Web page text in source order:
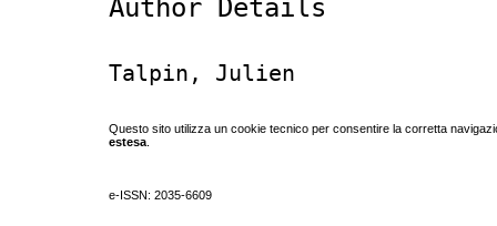
Author Details
Talpin, Julien
Questo sito utilizza un cookie tecnico per consentire la corretta
estesa
e-ISSN: 2035-6609